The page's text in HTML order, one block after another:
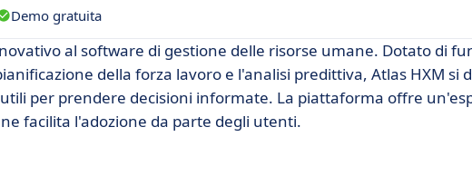
Demo gratuita
al software di gestione delle risorse umane. Dotato di
della forza lavoro e l'analisi predittiva, Atlas HXM si
per prendere decisioni informate. La piattaforma offre
facilita l'adozione da parte degli utenti.